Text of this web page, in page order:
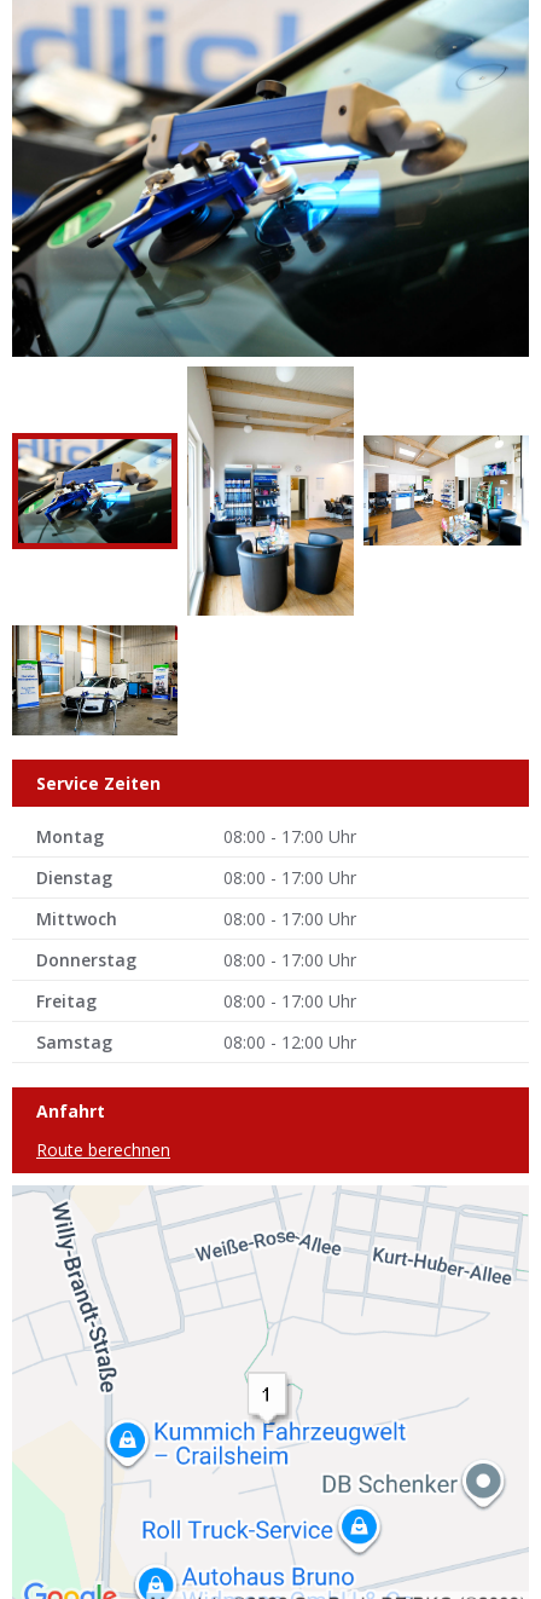
Service Zeiten
Montag
08:00 - 17:00 Uhr
Dienstag
08:00 - 17:00 Uhr
Mittwoch
08:00 - 17:00 Uhr
Donnerstag
08:00 - 17:00 Uhr
Freitag
08:00 - 17:00 Uhr
Samstag
08:00 - 12:00 Uhr
Anfahrt
Route berechnen